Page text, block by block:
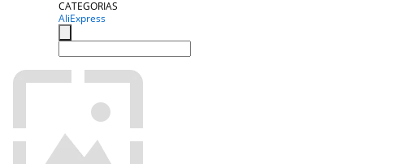
CATEGORIAS
AliExpress